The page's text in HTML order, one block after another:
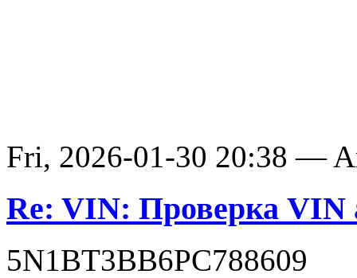
Fri, 2026-01-30 20:38 —
Re: VIN: Проверка VIN
5N1BT3BB6PC788609